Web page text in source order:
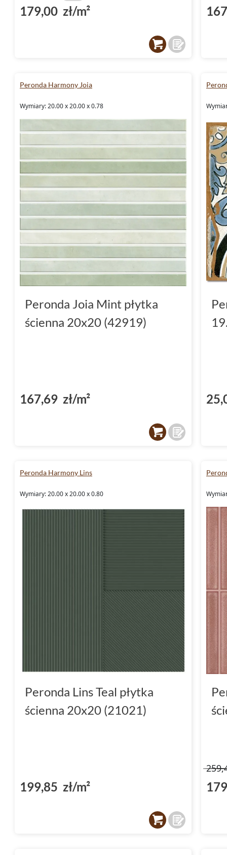
179,00 zł/m²
Peronda Harmony Joia
Wymiary: 20.00 x 20.00 x 0.78
Peronda Joia Mint płytka
ścienna 20x20 (42919)
167,69 zł/m²
Peronda Harmony Lins
Wymiary: 20.00 x 20.00 x 0.80
Peronda Lins Teal płytka
ścienna 20x20 (21021)
199,85 zł/m²